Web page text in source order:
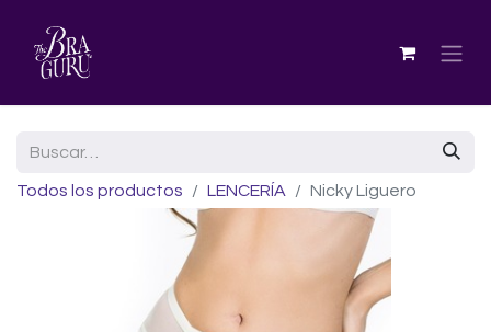
Todos los productos LENCERÍA Nicky Liguero